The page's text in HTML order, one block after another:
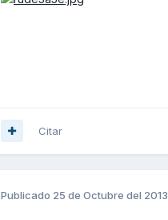
Citar
Publicado 25 de Octubre del 2013